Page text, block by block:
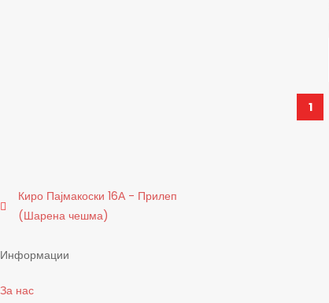
1
Киро Пајмакоски 16А - Прилеп
(Шарена чешма)
Информации
За нас